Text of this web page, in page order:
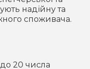
надійну та
споживача.
до 20 числа